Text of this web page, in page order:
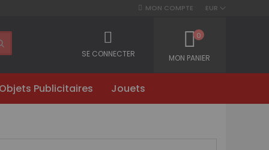
EUR
MON COMPTE
MON PANIER
0
SE CONNECTER
Objets Publicitaires Jouets